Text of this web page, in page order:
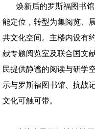
焕新后的罗斯福图书
能定位，转型为集阅览、
共文化空间。主楼内设有
献专题阅览室及联合国文
民提供静谧的阅读与研学
示与罗斯福图书馆、抗战
文化可触可带。